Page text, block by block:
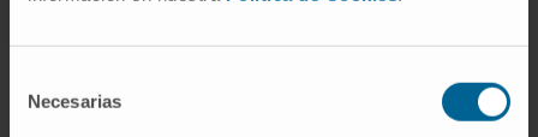
Necesarias